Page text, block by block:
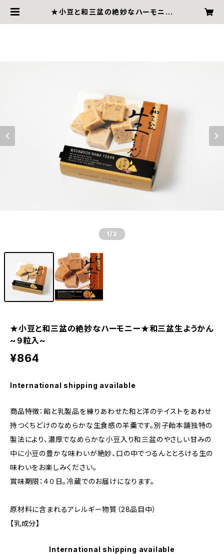
★小豆と和三盆の絶妙なハーモニー
1 /2
★小豆と和三盆の絶妙なハーモニー★和三盆生ようかん
~９粒入~
¥864
International shipping available
商品特徴：餡と乳製品を練りあわせた和と洋のテイストをあわせ
持つくちどけのなめらかな生食感の羊羹です。別子飴本舗独特の
製法により、濃厚でなめらかな小豆入り和三盆のやさしい甘みの
中に小豆の豊かな味わいが絶妙、口の中でつるんととろける生の
味わいをお楽しみください。
賞味期限：４０日。冷蔵でのお届けになります。
原材料に含まれるアレルギー物質（28品目中）
【乳成分】
International shipping available